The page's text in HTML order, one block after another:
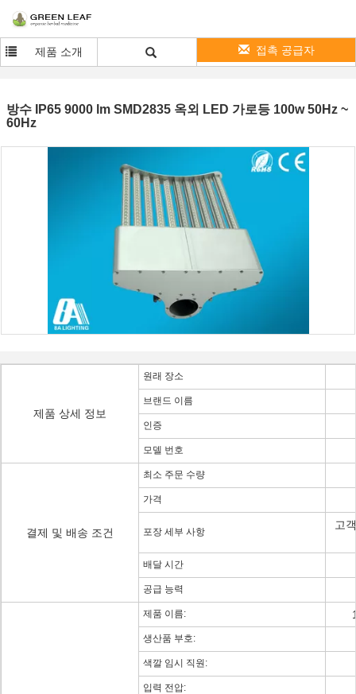
제품 소개 접촉 공급자
방수 IP65 9000 lm SMD2835 옥외 LED 가로등 100w 50Hz ~
60Hz
제품 상세 정보
원래 장소
브랜드 이름
인증
모델 번호
결제 및 배송 조건
최소 주문 수량
가격
포장 세부 사항
고
배달 시간
공급 능력
제품 이름:
생산품 부호:
색깔 임시 직원:
입력 전압: